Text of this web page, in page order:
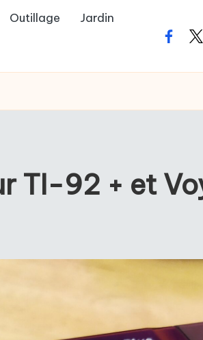
Outillage Jardin
TI-92 + et